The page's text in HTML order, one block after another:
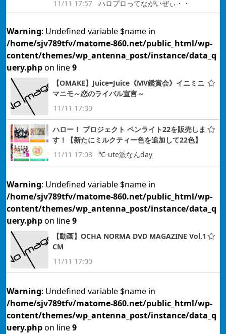
11/11 17:57 ハロプロってながいぜぃ・・
Warning: Undefined variable $name in
/home/sjv789tfv/matome-860.net/public_html/wp-
content/themes/wp_antenna_post/instance/data_q
uery.phpon line9
【OMAKE】Juice=Juice《MV鑑賞会》イニミニ
マニモ～恋のライバル宣言～
11/11 17:30
ハロー！ プロジェクト ペンライト22を販売しま
す！【新たにミルクティー色を追加して22色】
11/11 17:08
℃-ute派なんday
Warning: Undefined variable $name in
/home/sjv789tfv/matome-860.net/public_html/wp-
content/themes/wp_antenna_post/instance/data_q
uery.phpon line9
【動画】OCHA NORMA DVD MAGAZINE Vol.1
CM
11/11 17:00
Warning: Undefined variable $name in
/home/sjv789tfv/matome-860.net/public_html/wp-
content/themes/wp_antenna_post/instance/data_q
uery.phpon line9